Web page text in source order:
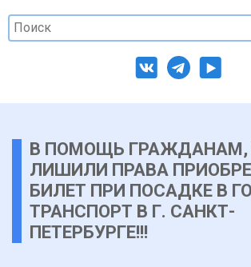
В ПОМОЩЬ ГРАЖДАНАМ,
ЛИШИЛИ ПРАВА
БИЛЕТ ПРИ ПОСАДКЕ В
ТРАНСПОРТ В Г. САНКТ-
ПЕТЕРБУРГЕ!!!